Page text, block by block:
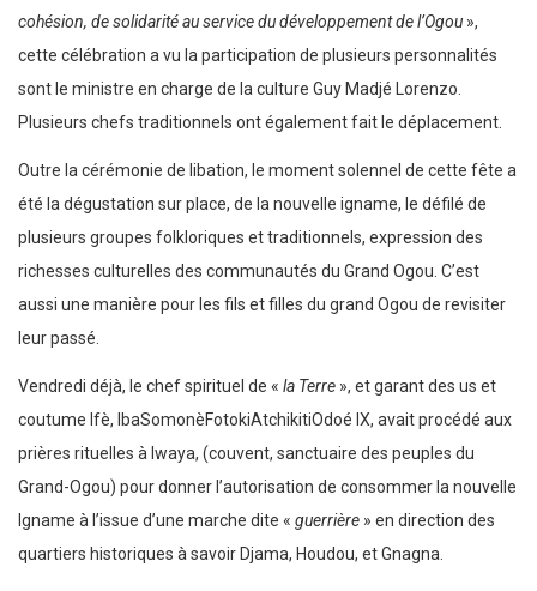
cohésion, de solidarité au service du développement de l’Ogou »,
cette célébration a vu la participation de plusieurs personnalités
sont le ministre en charge de la culture Guy Madjé Lorenzo.
Plusieurs chefs traditionnels ont également fait le déplacement.
Outre la cérémonie de libation, le moment solennel de cette fête a
été la dégustation sur place, de la nouvelle igname, le défilé de
plusieurs groupes folkloriques et traditionnels, expression des
richesses culturelles des communautés du Grand Ogou. C’est
aussi une manière pour les fils et filles du grand Ogou de revisiter
leur passé.
Vendredi déjà, le chef spirituel de « la Terre », et garant des us et
coutume Ifè, IbaSomonèFotokiAtchikitiOdoé IX, avait procédé aux
prières rituelles à Iwaya, (couvent, sanctuaire des peuples du
Grand-Ogou) pour donner l’autorisation de consommer la nouvelle
Igname à l’issue d’une marche dite « guerrière » en direction des
quartiers historiques à savoir Djama, Houdou, et Gnagna.